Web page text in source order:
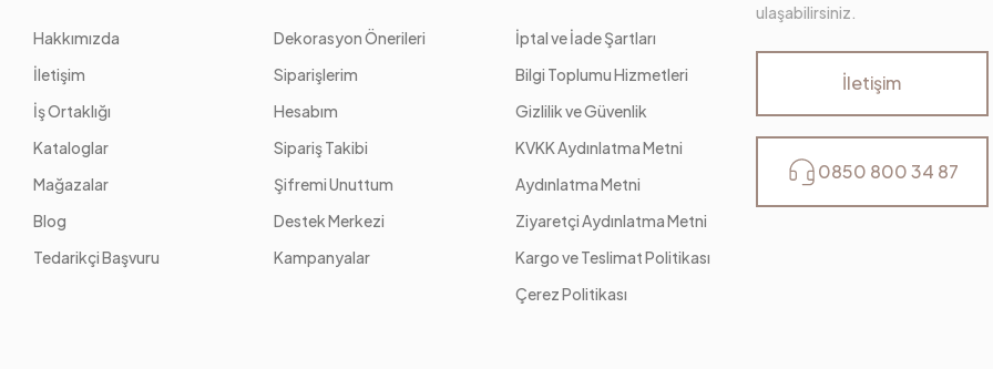
Hakkımızda
İletişim
İş Ortaklığı
Kataloglar
Mağazalar
Blog
Tedarikçi Başvuru
Dekorasyon Önerileri
Siparişlerim
Hesabım
Sipariş Takibi
Şifremi Unuttum
Destek Merkezi
Kampanyalar
İptal ve İade Şartları
Bilgi Toplumu Hizmetleri
Gizlilik ve Güvenlik
KVKK Aydınlatma Metni
Aydınlatma Metni
Ziyaretçi Aydınlatma Metni
Kargo ve Teslimat Politikası
Çerez Politikası
ulaşabilirsiniz.
İletişim
0850 800 34 87